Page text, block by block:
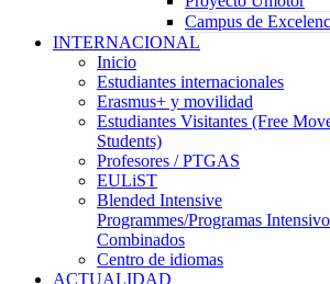
Campus de
INTERNACIONAL
Inicio
Estudiantes internacionales
Erasmus+ y movilidad
Estudiantes Visitantes (Free
Students)
Profesores / PTGAS
EULiST
Blended Intensive
Programmes/Programas
Combinados
Centro de idiomas
ACTUALIDAD